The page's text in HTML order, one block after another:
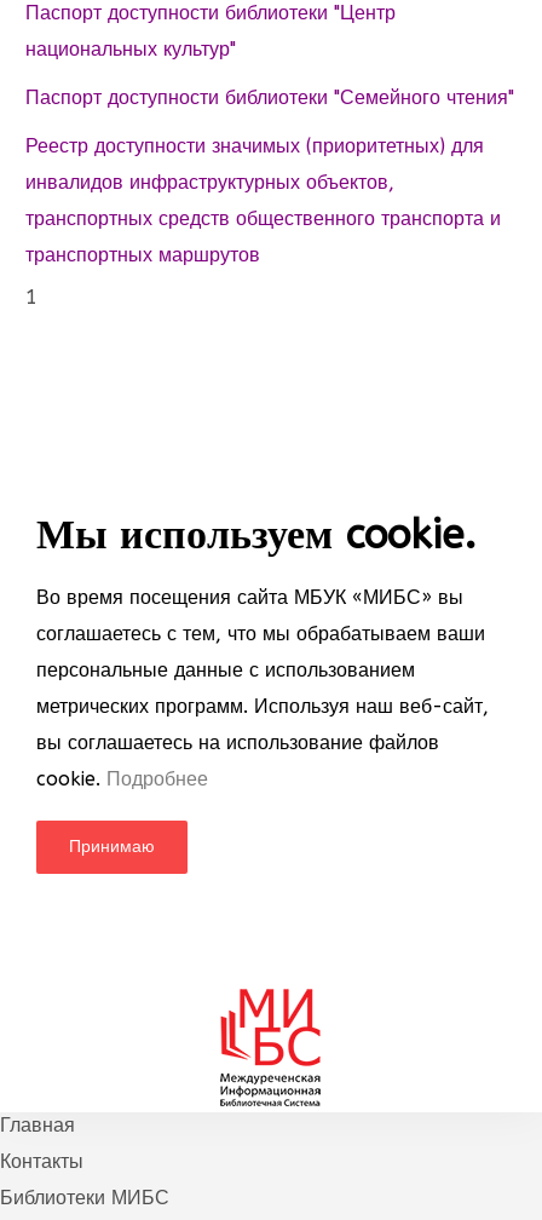
Паспорт доступности библиотеки "Центр
национальных культур"
Паспорт доступности библиотеки "Семейного чтения"
Реестр доступности значимых (приоритетных) для
инвалидов инфраструктурных объектов,
транспортных средств общественного транспорта и
транспортных маршрутов
1
Мы используем cookie.
Во время посещения сайта МБУК «МИБС» вы
соглашаетесь с тем, что мы обрабатываем ваши
персональные данные с использованием
метрических программ. Используя наш веб-сайт,
вы соглашаетесь на использование файлов
cookie. Подробнее
Принимаю
Главная
Контакты
Библиотеки МИБС